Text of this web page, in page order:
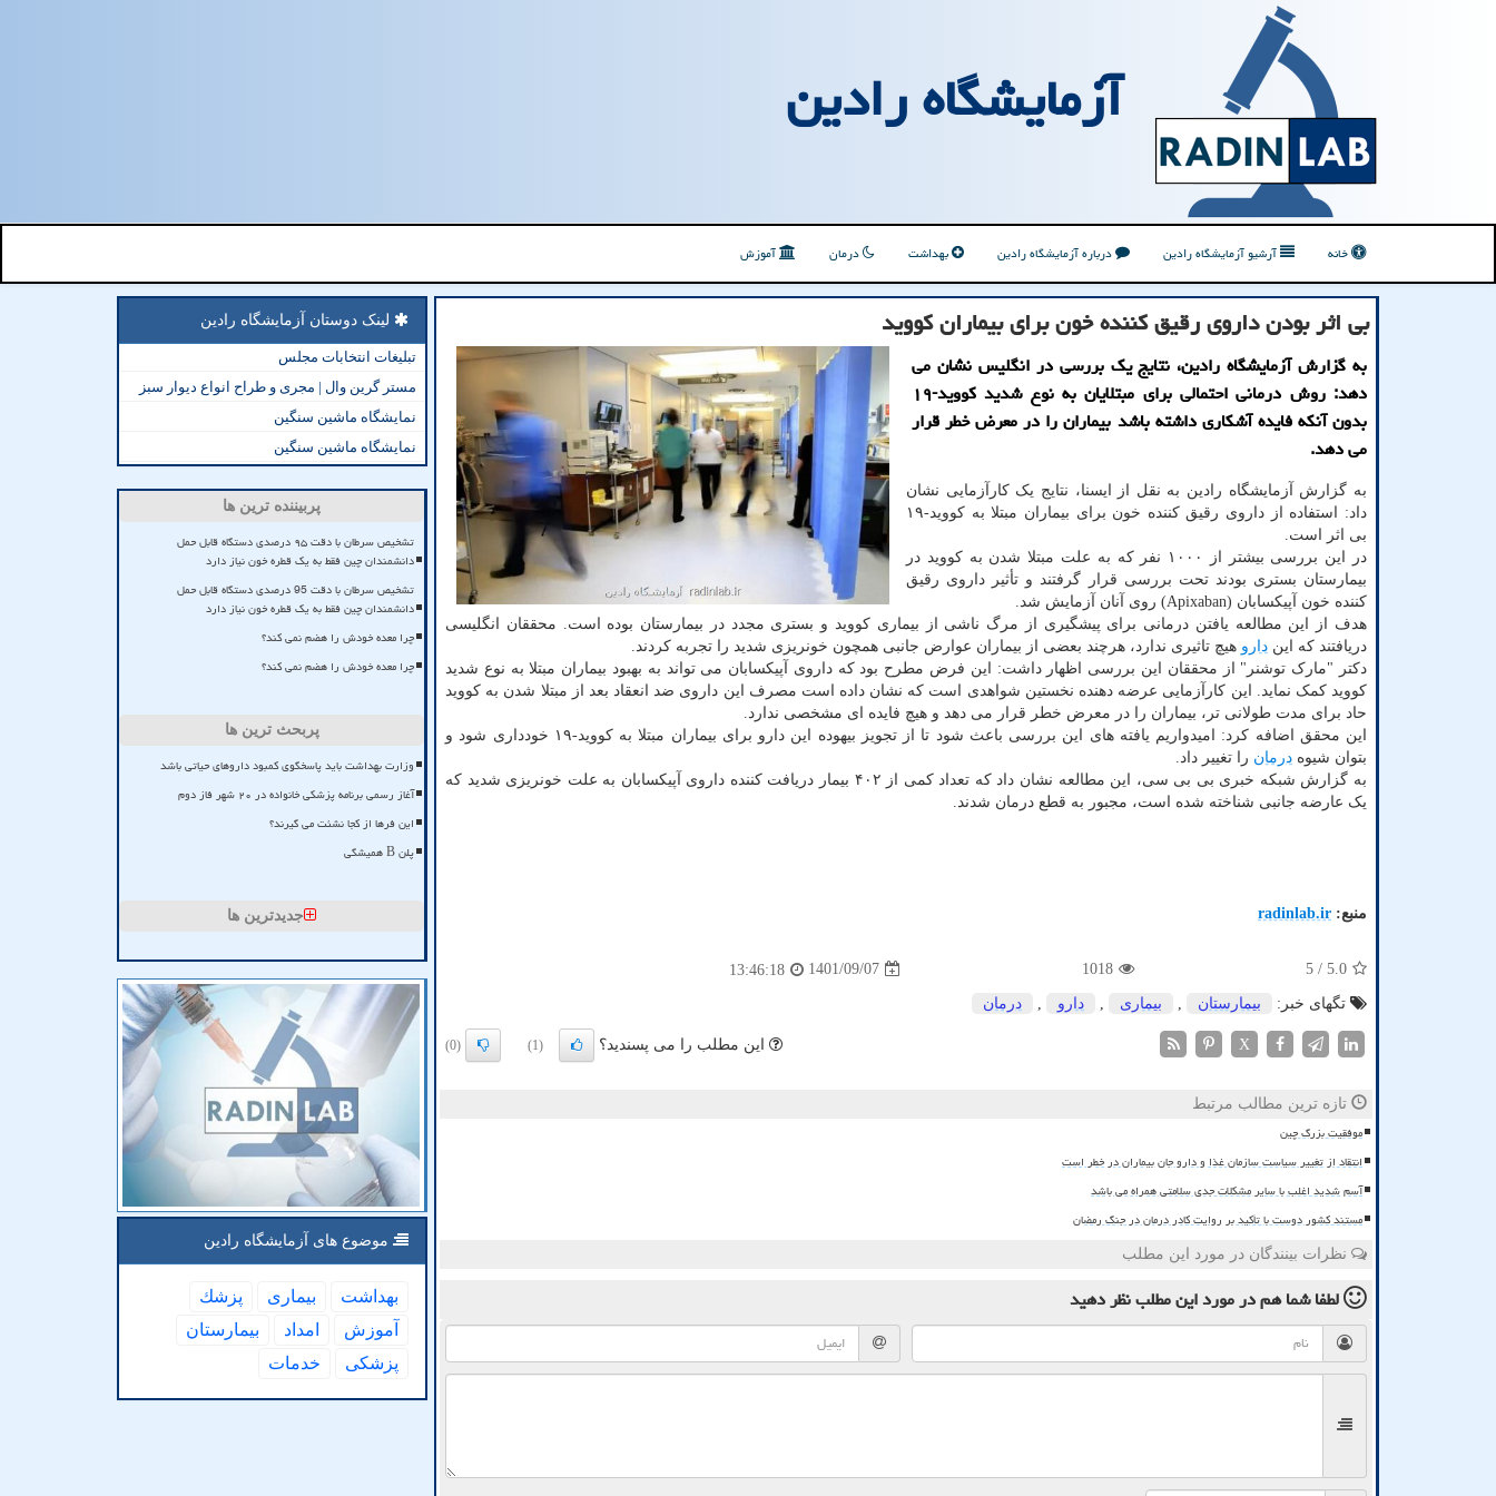
آزمایشگاه رادین
خانه آرشیو آزمایشگاه رادین درباره آزمایشگاه رادین بهداشت درمان آموزش
بی اثر بودن داروی رقیق کننده خون برای بیماران کووید
به گزارش آزمایشگاه رادین، نتایج یک بررسی در انگلیس نشان می
دهد: روش درمانی احتمالی برای مبتلایان به نوع شدید کووید-۱۹
بدون آنکه فایده آشکاری داشته باشد بیماران را در معرض خطر قرار
می دهد.
به گزارش آزمایشگاه رادین به نقل از ایسنا، نتایج یک کارآزمایی نشان
داد: استفاده از داروی رقیق کننده خون برای بیماران مبتلا به کووید-۱۹
بی اثر است.
در این بررسی بیشتر از ۱۰۰۰ نفر که به علت مبتلا شدن به کووید در
بیمارستان بستری بودند تحت بررسی قرار گرفتند و تأثیر داروی رقیق
کننده خون آپیکسابان (Apixaban) روی آنان آزمایش شد.
هدف از این مطالعه یافتن درمانی برای پیشگیری از مرگ ناشی از بیماری کووید و بستری مجدد در بیمارستان بوده است. محققان انگلیسی
دریافتند که این دارو هیچ تاثیری ندارد، هرچند بعضی از بیماران عوارض جانبی همچون خونریزی شدید را تجربه کردند.
دکتر "مارک توشنر" از محققان این بررسی اظهار داشت: این فرض مطرح بود که داروی آپیکسابان می تواند به بهبود بیماران مبتلا به نوع شدید
کووید کمک نماید. این کارآزمایی عرضه دهنده نخستین شواهدی است که نشان داده است مصرف این داروی ضد انعقاد بعد از مبتلا شدن به کووید
حاد برای مدت طولانی تر، بیماران را در معرض خطر قرار می دهد و هیچ فایده ای مشخصی ندارد.
این محقق اضافه کرد: امیدواریم یافته های این بررسی باعث شود تا از تجویز بیهوده این دارو برای بیماران مبتلا به کووید-۱۹ خودداری شود و
بتوان شیوه درمان را تغییر داد.
به گزارش شبکه خبری بی بی سی، این مطالعه نشان داد که تعداد کمی از ۴۰۲ بیمار دریافت کننده داروی آپیکسابان به علت خونریزی شدید که
یک عارضه جانبی شناخته شده است، مجبور به قطع درمان شدند.
منبع: radinlab.ir
5.0
/ 5
1018
1401/09/07
13:46:18
تگهای خبر:
بیمارستان بیماری دارو درمان
X این مطلب را می پسندید؟ (1)
(0)
تازه ترین مطالب مرتبط
موفقیت بزرگ چین
انتقاد از تغییر سیاست سازمان غذا و دارو جان بیماران در خطر است
آسم شدید اغلب با سایر مشکلات جدی سلامتی همراه می باشد
مستند کشور دوست با تأکید بر روایت کادر درمان در جنگ رمضان
نظرات بینندگان در مورد این مطلب
لطفا شما همدر مورد این مطلبنظر دهید
لینک دوستان آزمایشگاه رادین
تبلیغات انتخابات مجلس
مستر گرین وال | مجری و طراح انواع دیوار سبز
نمایشگاه ماشین سنگین
نمایشگاه ماشین سنگین
پربیننده ترین ها
تشخیص سرطان با دقت ۹۵ درصدی دستگاه قابل حمل
دانشمندان چین فقط به یک قطره خون نیاز دارد
تشخیص سرطان با دقت 95 درصدی دستگاه قابل حمل
دانشمندان چین فقط به یک قطره خون نیاز دارد
چرا معده خودش را هضم نمی کند؟
چرا معده خودش را هضم نمی کند؟
پربحث ترین ها
وزارت بهداشت باید پاسخگوی کمبود داروهای حیاتی باشد
آغاز رسمی برنامه پزشکی خانواده در ۲۰ شهر فاز دوم
این فرها از کجا نشئت می گیرند؟
پلن B همیشگی
جدیدترین ها
موضوع های آزمایشگاه رادین
بهداشت بیماری
پزشك
آموزش
امداد
بیمارستان
پزشكی
خدمات